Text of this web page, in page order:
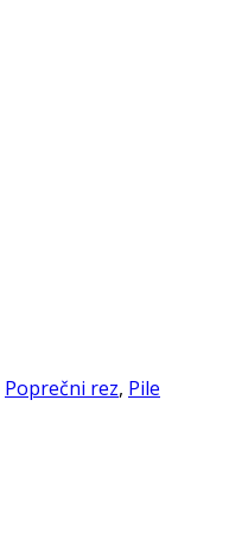
Poprečni rez, Pile